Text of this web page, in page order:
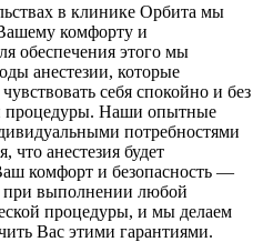
в клинике Орбита мы
комфорту и
обеспечения этого мы
анестезии, которые
себя спокойно и без
процедуры. Наши опытные
потребностями
что анестезия будет
комфорт и безопасность —
при выполнении любой
процедуры, и мы делаем
Вас этими гарантиями.